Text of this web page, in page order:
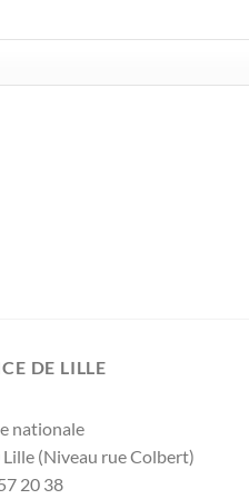
DE LILLE
nationale
(Niveau rue Colbert)
20 38